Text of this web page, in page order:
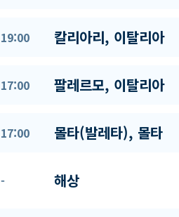
19:00 칼리아리, 이탈리아
17:00 팔레르모, 이탈리아
17:00 몰타(발레타), 몰타
- 해상